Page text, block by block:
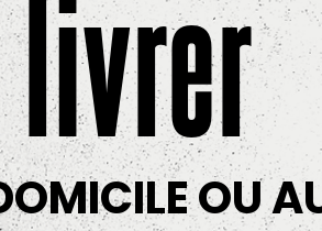
livrer
OU